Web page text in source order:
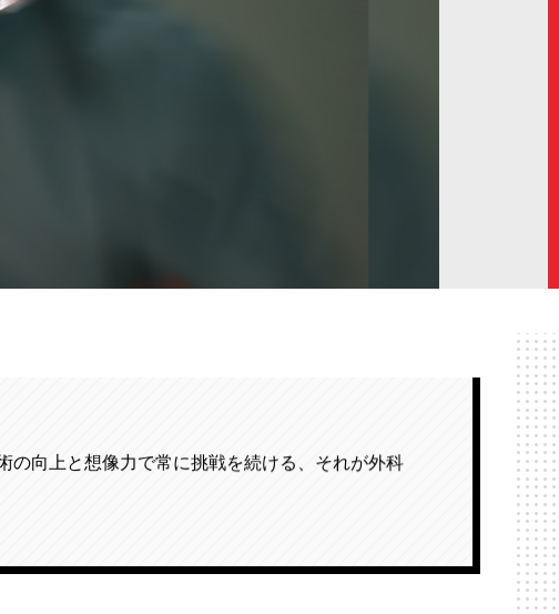
の向上と想像力で常に挑戦を続ける、それが外科